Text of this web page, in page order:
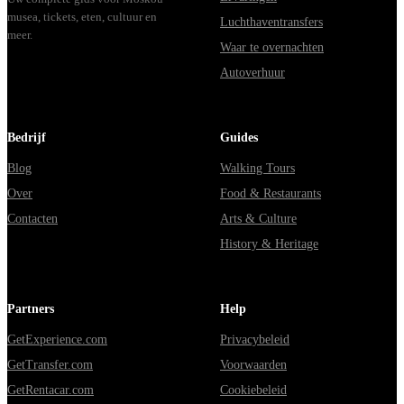
musea, tickets, eten, cultuur en
meer.
Luchthaventransfers
Waar te overnachten
Autoverhuur
Bedrijf
Blog
Over
Contacten
Guides
Walking Tours
Food & Restaurants
Arts & Culture
History & Heritage
Partners
GetExperience.com
GetTransfer.com
GetRentacar.com
Help
Privacybeleid
Voorwaarden
Cookiebeleid